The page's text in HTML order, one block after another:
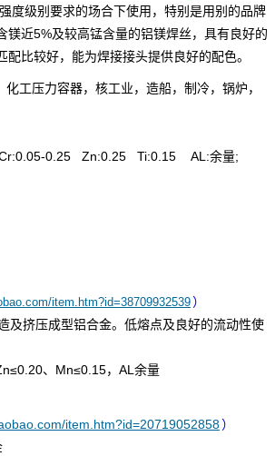
度级别要求的场合下使用，特别是用别的品牌
近5%及较高锰含量的铝镁焊丝，具有良好的
比较好，能为焊接接头提供良好的配色。
工压力容器，核工业，造船，制冷，锅炉，
0.25 Zn:0.25 Ti:0.15 AL:余量;
item.htm?id=38709932539）
及挤压成型铝合金。低熔点及良好的流动性使
、Mn≤0.15，AL余量
item.htm?id=20719052858）